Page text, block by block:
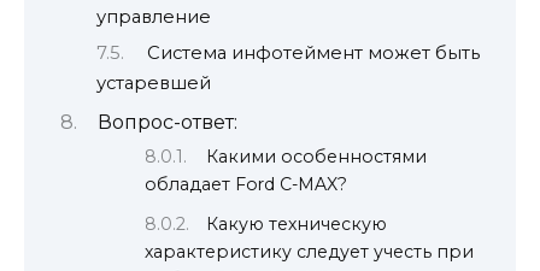
управление
Система инфотеймент может быть
устаревшей
Вопрос-ответ:
Какими особенностями
обладает Ford C-MAX?
Какую техническую
характеристику следует учесть при